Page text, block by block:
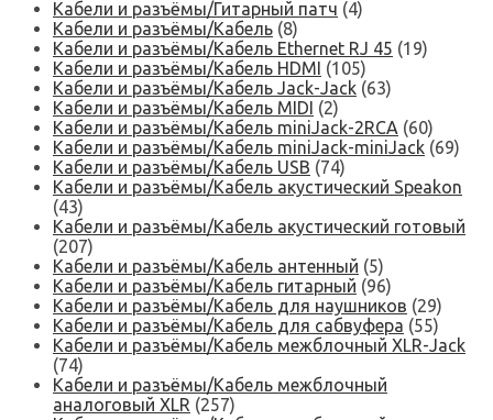
Кабели и разъёмы/Гитарный патч (4)
Кабели и разъёмы/Кабель (8)
Кабели и разъёмы/Кабель Ethernet RJ 45 (19)
Кабели и разъёмы/Кабель HDMI (105)
Кабели и разъёмы/Кабель Jack-Jack (63)
Кабели и разъёмы/Кабель MIDI (2)
Кабели и разъёмы/Кабель miniJack-2RCA (60)
Кабели и разъёмы/Кабель miniJack-miniJack (69)
Кабели и разъёмы/Кабель USB (74)
Кабели и разъёмы/Кабель акустический Speakon
(43)
Кабели и разъёмы/Кабель акустический готовый
(207)
Кабели и разъёмы/Кабель антенный (5)
Кабели и разъёмы/Кабель гитарный (96)
Кабели и разъёмы/Кабель для наушников (29)
Кабели и разъёмы/Кабель для сабвуфера (55)
Кабели и разъёмы/Кабель межблочный XLR-Jack
(74)
Кабели и разъёмы/Кабель межблочный
аналоговый XLR (257)